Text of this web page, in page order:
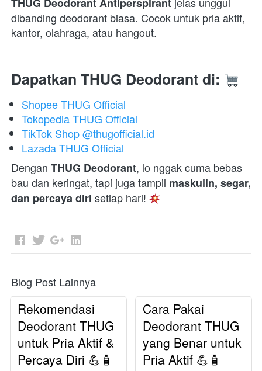
dibanding deodorant biasa. Cocok untuk pria aktif,
kantor, olahraga, atau hangout.
Dapatkan THUG Deodorant di:
Shopee THUG Official
Tokopedia THUG Official
TikTok Shop @thugofficial.id
Lazada THUG Official
Dengan THUG Deodorant, lo nggak cuma bebas
bau dan keringat, tapi juga tampil maskulin, segar,
dan percaya diri setiap hari!
Blog Post Lainnya
Rekomendasi
Deodorant THUG
untuk Pria Aktif &
Percaya Diri 💪🧴
Cara Pakai
Deodorant THUG
yang Benar untuk
Pria Aktif 💪🧴